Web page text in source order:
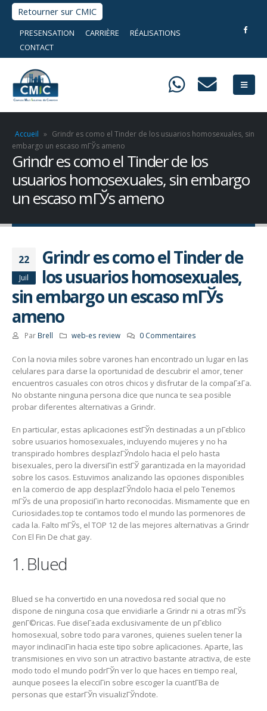
Retourner sur CMIC
PRESENSATION CARRIÈRE
RÉALISATIONS
CONTACT
Accueil » Grindr es como el Tinder de los usuarios homosexuales, sin
embargo un escaso mГЎs ameno
Grindr es como el Tinder de los
usuarios homosexuales, sin embargo
un escaso mГЎs ameno
22
Juil
Grindr es como el Tinder de
los usuarios homosexuales,
sin embargo un escaso mГЎs
ameno
Par Brell web-es review 0 Commentaires
Con la novia miles sobre varones han encontrado un lugar en las
celulares para darse la oportunidad de descubrir el amor, tener
encuentros casuales con otros chicos y disfrutar de la compaГ±Г­a.
No obstante ninguna persona dice que nunca te sea posible
probar diferentes alternativas a Grindr.
En particular, estas aplicaciones estГЎn destinadas a un pГєblico
sobre usuarios homosexuales, incluyendo mujeres y no ha
transpirado hombres desplazГЎndolo hacia el pelo hasta
bisexuales, pero la diversiГіn estГЎ garantizada en la mayoridad
sobre los casos. Estuvimos analizando las opciones disponibles
en la comercio de app desplazГЎndolo hacia el pelo Tenemos
mГЎs de una proposiciГіn harto reconocidas. Mismamente que en
Curiosidades.top te contamos todo el mundo las pormenores de
cada la. Falto mГЎs, el TOP 12 de las mejores alternativas a Grindr
Con El Fin De chat gay.
1. Blued
Blued se ha convertido en una novedosa red social que no
dispone de ninguna cosa que envidiarle a Grindr ni a otras mГЎs
genГ©ricas. Fue diseГ±ada exclusivamente de un pГєblico
homosexual, sobre todo para varones, quienes suelen tener la
mayor inclinaciГіn hacia este tipo sobre aplicaciones. Aparte, las
transmisiones en vivo son un atractivo bastante atractiva, de este
modo todo el mundo podrГЎn ver lo que haces en tiempo real,
aunque posees la elecciГіn sobre escoger la cuantГ­В­a de
personas que estarГЎn visualizГЎndote.